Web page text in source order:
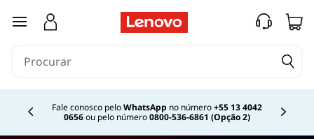
saltar para o conteúdo principal
Fale conosco peloWhatsApp no número+55 13 4042
0656ou pelo número0800-536-6861 (Opção 2)
Currently displaying item 2 of